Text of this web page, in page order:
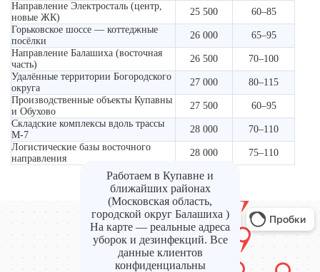
Направление Электросталь (центр,
новые ЖК)
25 500
60–85
Горьковское шоссе — коттеджные
посёлки
26 000
65–95
Направление Балашиха (восточная
часть)
26 500
70–100
Удалённые территории Богородского
округа
27 000
80–115
Производственные объекты Купавны
и Обухово
27 500
60–95
Складские комплексы вдоль трассы
М-7
28 000
70–110
Логистические базы восточного
направления
28 000 75–110
Работаем в Купавне и
ближайших районах
(Московская область,
городской округ Балашиха )
На карте — реальные адреса
уборок и дезинфекций. Все
данные клиентов
конфиденциальны